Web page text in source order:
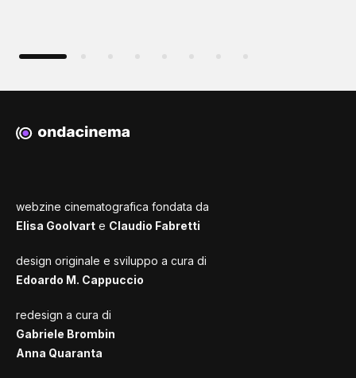
webzine cinematografica fondata da
Elisa Goolvart e Claudio Fabretti
design originale e sviluppo a cura di
Edoardo M. Cappuccio
redesign a cura di
Gabriele Brombin
Anna Quaranta